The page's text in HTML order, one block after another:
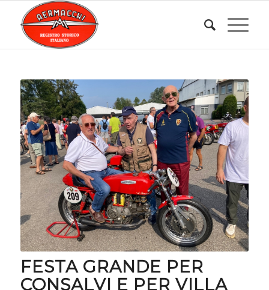
FESTA GRANDE PER
CONSALVI E PER VILLA